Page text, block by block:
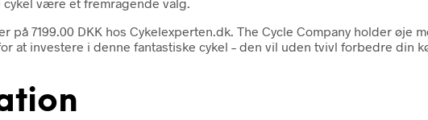
på 7199.00 DKK hos Cykelexperten.dk. The Cycle Company holder
at investere i denne fantastiske cykel – den vil uden tvivl forbedre din